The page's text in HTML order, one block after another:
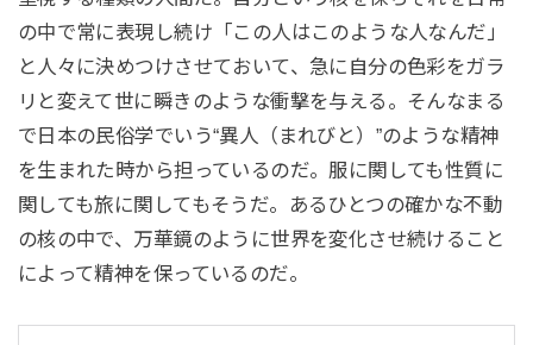
の中で常に表現し続け「この人はこのような人なんだ」
と人々に決めつけさせておいて、急に自分の色彩をガラ
リと変えて世に瞬きのような衝撃を与える。そんなまる
で日本の民俗学でいう“異人（まれびと）”のような精神
を生まれた時から担っているのだ。服に関しても性質に
関しても旅に関してもそうだ。あるひとつの確かな不動
の核の中で、万華鏡のように世界を変化させ続けること
によって精神を保っているのだ。